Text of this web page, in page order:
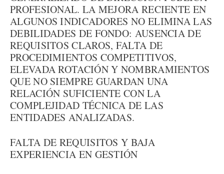
PROFESIONAL. LA MEJORA RECIENTE EN
ALGUNOS INDICADORES NO ELIMINA LAS
DEBILIDADES DE FONDO: AUSENCIA DE
REQUISITOS CLAROS, FALTA DE
PROCEDIMIENTOS COMPETITIVOS,
ELEVADA ROTACIÓN Y NOMBRAMIENTOS
QUE NO SIEMPRE GUARDAN UNA
RELACIÓN SUFICIENTE CON LA
COMPLEJIDAD TÉCNICA DE LAS
ENTIDADES ANALIZADAS.
FALTA DE REQUISITOS Y BAJA
EXPERIENCIA EN GESTIÓN